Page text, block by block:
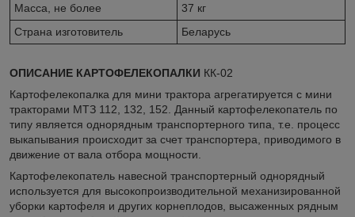
Масса, не более
37 кг
Страна изготовитель
Беларусь
ОПИСАНИЕ КАРТОФЕЛЕКОПАЛКИ КК-02
Картофелекопалка для мини трактора агрегатируется с мини
тракторами МТЗ 112, 132, 152. Данный картофелекопатель по
типу является однорядным транспортерного типа, т.е. процесс
выкапывания происходит за счет транспортера, приводимого в
движение от вала отбора мощности.
Картофелекопатель навесной транспортерный однорядный
используется для высокопроизводительной механизированной
уборки картофеля и других корнеплодов, высаженных рядным